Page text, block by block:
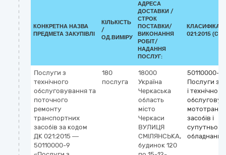
КОНКРЕТНА НАЗВА
ПРЕДМЕТА ЗАКУПІВЛІ
КІЛЬКІСТЬ
/
ОД.ВИМІРУ
АДРЕСА
ДОСТАВКИ /
СТРОК
ПОСТАВКИ/
ВИКОНАННЯ
РОБІТ/
НАДАННЯ
ПОСЛУГ:
021:2015
Послуги з
технічного
обслуговування та
поточного
ремонту
транспортних
засобів за кодом
ДК 021:2015 —
50110000-9
180
послуга
18000
Україна
Черкаська
область
місто
Черкаси
ВУЛИЦЯ
СМІЛЯНСЬКА,
будинок 120
50110000-9
Послуги з
і технічного
засобів і
супутнього
обладнання